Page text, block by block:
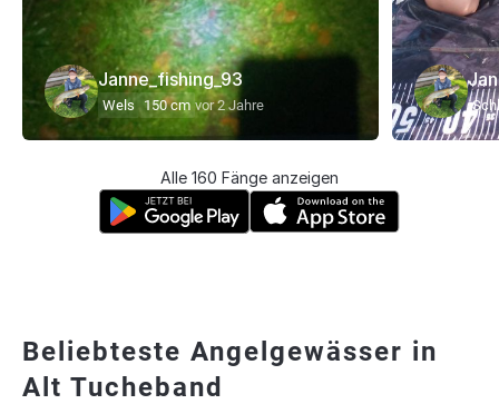
Janne_fishing_93
Wels 150 cm vor 2 Jahre
Alle 160 Fänge anzeigen
Beliebteste Angelgewässer in
Alt Tucheband